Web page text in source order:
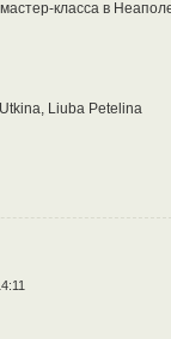
класса в
Liuba Petelina